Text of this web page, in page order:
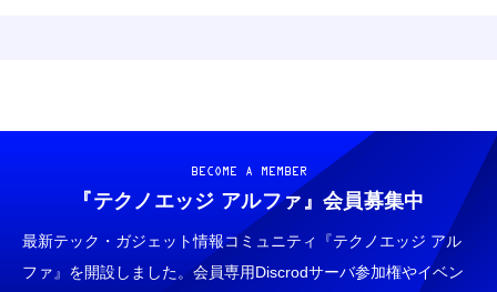
BECOME A MEMBER
『テクノエッジ アルファ』 会員募集中
最新テック・ガジェット情報コミュニティ『テクノエッジ アル
ファ』を開設しました。会員専用Discrodサーバ参加権やイベン